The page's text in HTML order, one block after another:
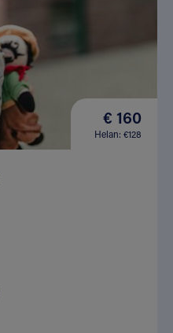
€ 160
Helan: €128